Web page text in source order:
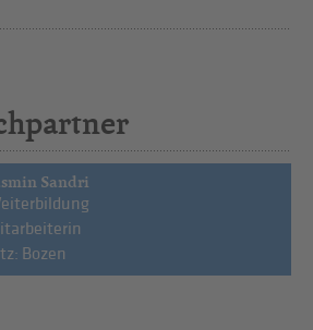
Sandri
Bozen